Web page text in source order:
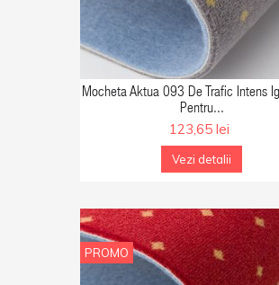
Mocheta Aktua 093 De Trafic Intens
Pentru...
123,65 lei
Vezi detalii
PROMO